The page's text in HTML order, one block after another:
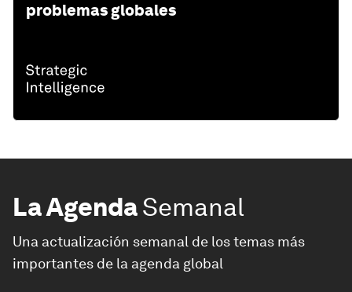
problemas globales
La AgendaSemanal
Una actualización semanal de los temas más
importantes de la agenda global